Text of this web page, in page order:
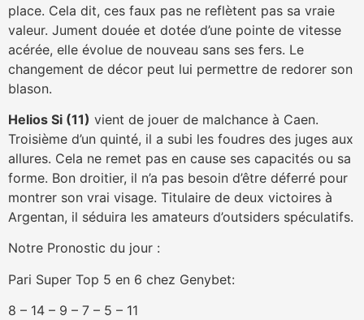
place. Cela dit, ces faux pas ne reflètent pas sa vraie
valeur. Jument douée et dotée d’une pointe de vitesse
acérée, elle évolue de nouveau sans ses fers. Le
changement de décor peut lui permettre de redorer son
blason.
Helios Si (11) vient de jouer de malchance à Caen.
Troisième d’un quinté, il a subi les foudres des juges aux
allures. Cela ne remet pas en cause ses capacités ou sa
forme. Bon droitier, il n’a pas besoin d’être déferré pour
montrer son vrai visage. Titulaire de deux victoires à
Argentan, il séduira les amateurs d’outsiders spéculatifs.
Notre Pronostic du jour :
Pari Super Top 5 en 6 chez Genybet:
8 – 14 – 9 – 7 – 5 – 11